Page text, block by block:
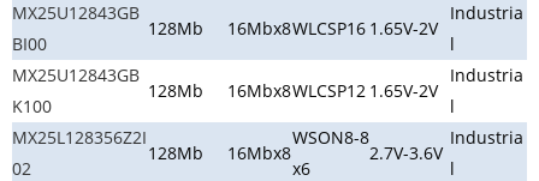
MX25U12843GB
BI00
128Mb 16Mbx8WLCSP16 1.65V-2V
Industria
l
MX25U12843GB
K100
128Mb 16Mbx8WLCSP12 1.65V-2V
Industria
l
MX25L128356Z2I
02
128Mb 16Mbx8
WSON8-8
x6
2.7V-3.6V
Industria
l